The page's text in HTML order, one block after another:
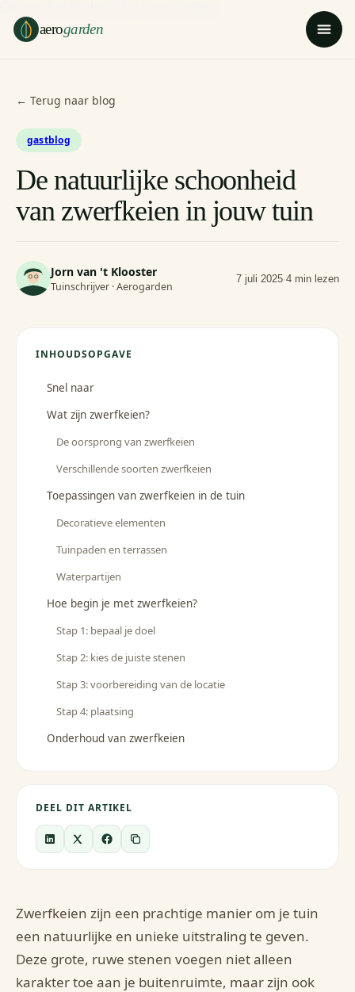
aerogarden
← Terug naar blog
gastblog
De natuurlijke schoonheid
van zwerfkeien in jouw tuin
Jorn van 't Klooster
Tuinschrijver · Aerogarden
7 juli 2025·4 min lezen
INHOUDSOPGAVE
Snel naar
Wat zijn zwerfkeien?
De oorsprong van zwerfkeien
Verschillende soorten zwerfkeien
Toepassingen van zwerfkeien in de tuin
Decoratieve elementen
Tuinpaden en terrassen
Waterpartijen
Hoe begin je met zwerfkeien?
Stap 1: bepaal je doel
Stap 2: kies de juiste stenen
Stap 3: voorbereiding van de locatie
Stap 4: plaatsing
Onderhoud van zwerfkeien
DEEL DIT ARTIKEL
Zwerfkeien zijn een prachtige manier om je tuin
een natuurlijke en unieke uitstraling te geven.
Deze grote, ruwe stenen voegen niet alleen
karakter toe aan je buitenruimte, maar zijn ook